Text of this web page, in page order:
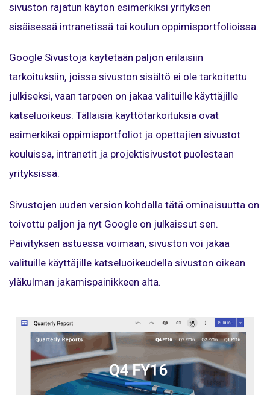
sivuston rajatun käytön esimerkiksi yrityksen
sisäisessä intranetissä tai koulun oppimisportfolioissa.
Google Sivustoja käytetään paljon erilaisiin
tarkoituksiin, joissa sivuston sisältö ei ole tarkoitettu
julkiseksi, vaan tarpeen on jakaa valituille käyttäjille
katseluoikeus. Tällaisia käyttötarkoituksia ovat
esimerkiksi oppimisportfoliot ja opettajien sivustot
kouluissa, intranetit ja projektisivustot puolestaan
yrityksissä.
Sivustojen uuden version kohdalla tätä ominaisuutta on
toivottu paljon ja nyt Google on julkaissut sen.
Päivityksen astuessa voimaan, sivuston voi jakaa
valituille käyttäjille katseluoikeudella sivuston oikean
yläkulman jakamispainikkeen alta.